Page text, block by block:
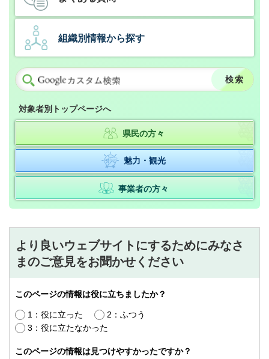
組織別情報から探す
対象者別トップページへ
県民の方々
魅力・観光
事業者の方々
より良いウェブサイトにするためにみなさ
まのご意見をお聞かせください
このページの情報は役に立ちましたか？
1：役に立った
2：ふつう
3：役に立たなかった
このページの情報は見つけやすかったですか？